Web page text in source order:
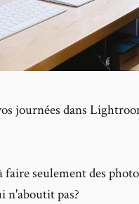
journées dans
seulement des
n'aboutit pas?